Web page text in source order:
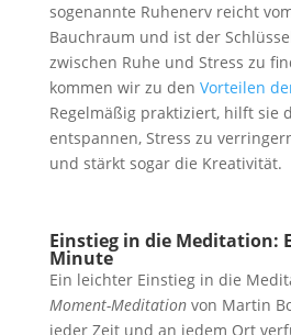
sogenannte Ruhenerv reicht
Bauchraum und ist der
zwischen Ruhe und Stress zu
kommen wir zu den Vorteilen
Regelmäßig praktiziert, hilft sie
entspannen, Stress zu
und stärkt sogar die Kreativität.
Einstieg in die Meditation:
Minute
Ein leichter Einstieg in die
Moment-Meditation von Martin
jeder Zeit und an jedem Ort